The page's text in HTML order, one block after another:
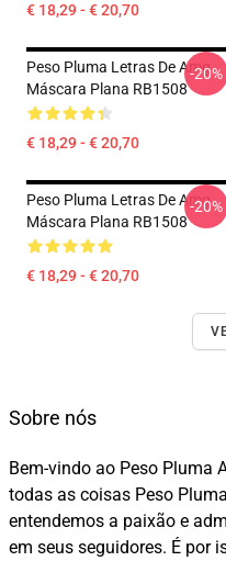
€ 18,29 - € 20,70
Peso Pluma Letras De Amg
Máscara Plana RB1508
€ 18,29 - € 20,70
-20%
Peso Pluma Letras De Amg
Máscara Plana RB1508
€ 18,29 - € 20,70
-20%
Sobre nós
Bem-vindo ao Peso Pluma
todas as coisas Peso
entendemos a paixão e
em seus seguidores. É por